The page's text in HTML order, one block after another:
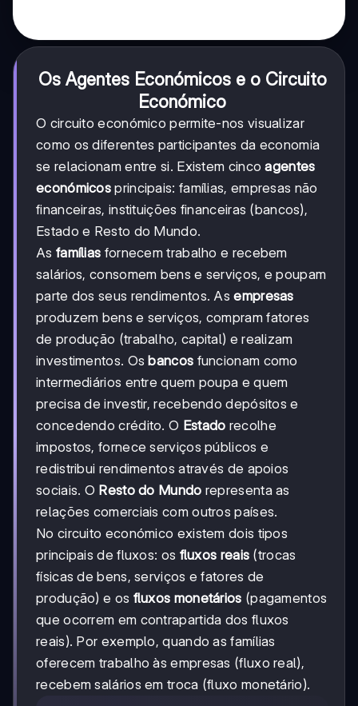
Os Agentes Económicos e o Circuito
Económico
O circuito económico permite-nos visualizar
como os diferentes participantes da economia
se relacionam entre si. Existem cincoagentes
económicos principais: famílias, empresas não
financeiras, instituições financeiras (bancos),
Estado e Resto do Mundo.
As famílias fornecem trabalho e recebem
salários, consomem bens e serviços, e poupam
parte dos seus rendimentos. Asempresas
produzem bens e serviços, compram fatores
de produção (trabalho, capital) e realizam
investimentos. Os bancos funcionam como
intermediários entre quem poupa e quem
precisa de investir, recebendo depósitos e
concedendo crédito. O Estado recolhe
impostos, fornece serviços públicos e
redistribui rendimentos através de apoios
sociais. O Resto do Mundo representa as
relações comerciais com outros países.
No circuito económico existem dois tipos
principais de fluxos: os fluxos reais (trocas
físicas de bens, serviços e fatores de
produção) e os fluxos monetários (pagamentos
que ocorrem em contrapartida dos fluxos
reais). Por exemplo, quando as famílias
oferecem trabalho às empresas (fluxo real),
recebem salários em troca (fluxo monetário).